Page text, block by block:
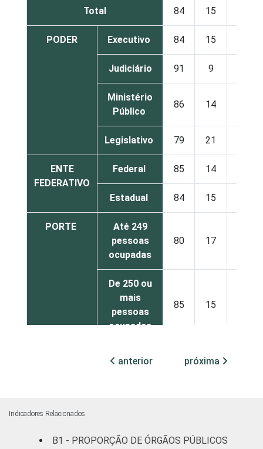
Total 84 15
PODER Executivo 84 15
Judiciário 91 9
Ministério
Público
86 14
Legislativo 79 21
ENTE
FEDERATIVO
Federal 85 14
Estadual 84 15
PORTE
Até 249
pessoas
ocupadas
80 17
De 250 ou
mais
pessoas
ocupadas
85 15
¹ Base: 1.586 órgãos públicos federais e
2013.
anterior próxima
Indicadores Relacionados
B1 - PROPORÇÃO DE ÓRGÃOS PÚBLICOS